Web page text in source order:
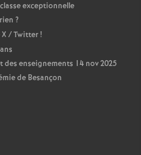
exceptionnelle
?
X / Twitter!
enseignements 14 nov 2025
de Besançon